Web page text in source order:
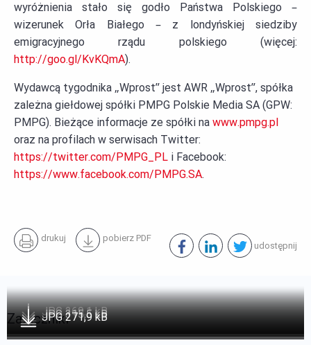
wyróżnienia stało się godło Państwa Polskiego –
wizerunek Orła Białego – z londyńskiej siedziby
emigracyjnego rządu polskiego (więcej:
http://goo.gl/KvKQmA).
Wydawcą tygodnika „Wprost” jest AWR „Wprost”, spółka
zależna giełdowej spółki PMPG Polskie Media SA (GPW:
PMPG). Bieżące informacje ze spółki na www.pmpg.pl
oraz na profilach w serwisach Twitter:
https://twitter.com/PMPG_PL i Facebook:
https://www.facebook.com/PMPG.SA.
drukuj pobierz PDF
udostępnij
ZałącznikiJPG 269,1 kB
JPG 315,5 kB
JPG 271,9 kB